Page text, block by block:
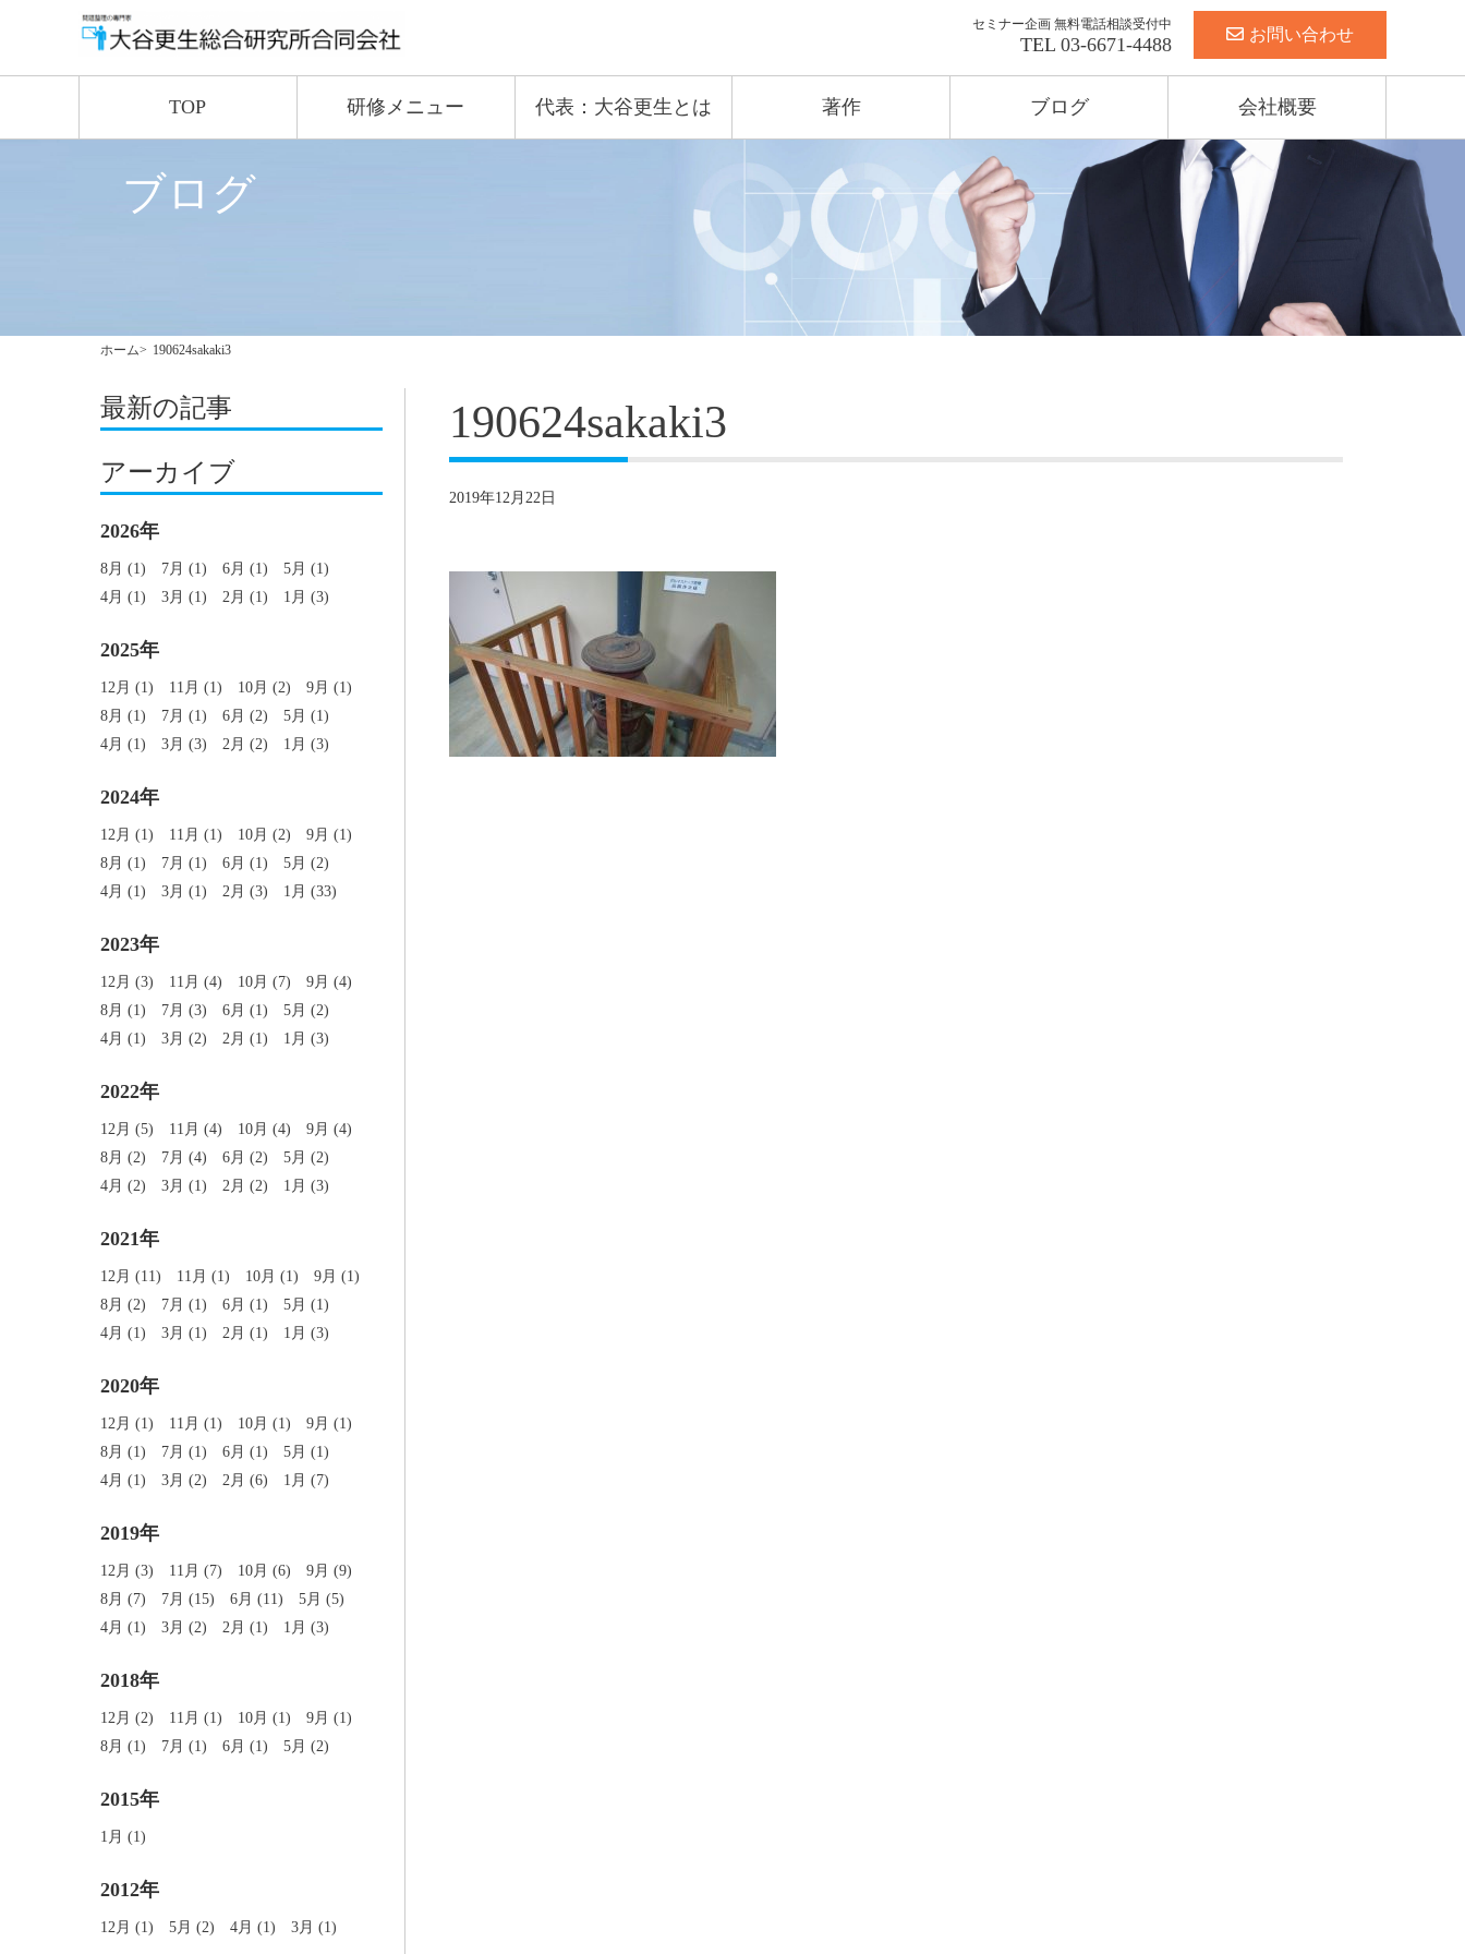
セミナー企画 無料電話相談受付中
TEL 03-6671-4488 お問い合わせ
TOP 研修メニュー 代表：大谷更生とは 著作 ブログ 会社概要
ブログ
ホーム 190624sakaki3
最新の記事
アーカイブ
2026年
8月 (1) 7月 (1) 6月 (1)
5月 (1)
4月 (1)
3月 (1) 2月 (1) 1月 (3)
2025年
12月 (1) 11月 (1) 10月 (2)
9月 (1)
8月 (1)
7月 (1) 6月 (2)
5月 (1)
4月 (1)
3月 (3) 2月 (2) 1月 (3)
2024年
12月 (1) 11月 (1) 10月 (2)
9月 (1)
8月 (1)
7月 (1) 6月 (1)
5月 (2)
4月 (1)
3月 (1) 2月 (3) 1月 (33)
2023年
12月 (3) 11月 (4) 10月 (7)
9月 (4)
8月 (1)
7月 (3) 6月 (1)
5月 (2)
4月 (1)
3月 (2) 2月 (1) 1月 (3)
2022年
12月 (5) 11月 (4) 10月 (4)
9月 (4)
8月 (2)
7月 (4) 6月 (2)
5月 (2)
4月 (2)
3月 (1) 2月 (2) 1月 (3)
2021年
12月 (11) 11月 (1) 10月 (1)
9月 (1)
8月 (2)
7月 (1) 6月 (1)
5月 (1)
4月 (1)
3月 (1) 2月 (1) 1月 (3)
2020年
12月 (1) 11月 (1) 10月 (1)
9月 (1)
8月 (1)
7月 (1) 6月 (1)
5月 (1)
4月 (1)
3月 (2) 2月 (6) 1月 (7)
2019年
12月 (3) 11月 (7) 10月 (6)
9月 (9)
8月 (7)
7月 (15) 6月 (11)
5月 (5)
4月 (1)
3月 (2) 2月 (1) 1月 (3)
2018年
12月 (2) 11月 (1) 10月 (1)
9月 (1)
8月 (1)
7月 (1) 6月 (1) 5月 (2)
2015年
1月 (1)
2012年
12月 (1) 5月 (2) 4月 (1) 3月 (1)
190624sakaki3
2019年12月22日